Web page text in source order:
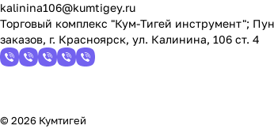
kalinina106@kumtigey.ru
Торговый комплекс "Кум-Тигей инструмент";
заказов, г. Красноярск, ул. Калинина, 106 ст. 4
© 2026 Кумтигей